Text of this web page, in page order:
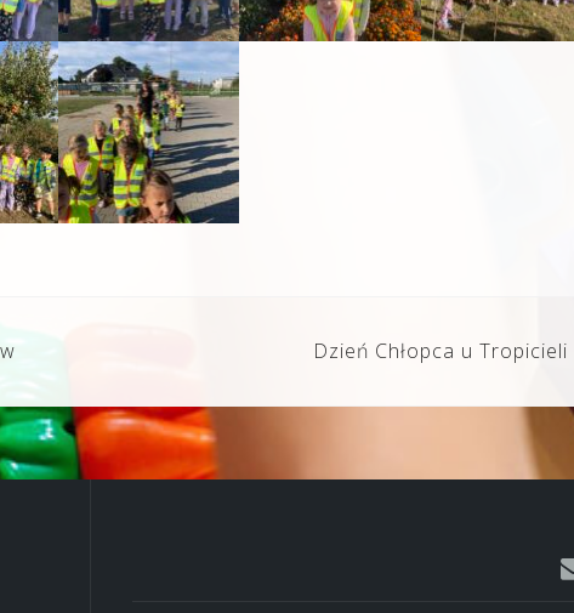
Dzień Chłopca u Tropicieli